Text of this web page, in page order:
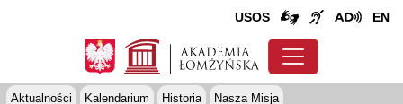
USOS EN
Aktualności Kalendarium Historia Nasza Misja